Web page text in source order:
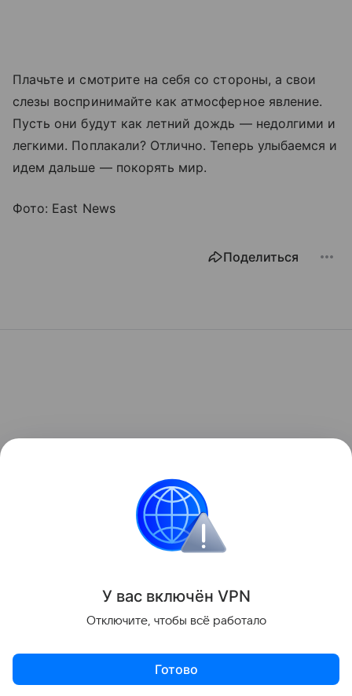
Плачьте и смотрите на себя со стороны, а свои
слезы воспринимайте как атмосферное явление.
Пусть они будут как летний дождь — недолгими и
легкими. Поплакали? Отлично. Теперь улыбаемся и
идем дальше — покорять мир.
Фото: East News
Поделиться
У вас включён VPN
Отключите, чтобы всё работало
Готово